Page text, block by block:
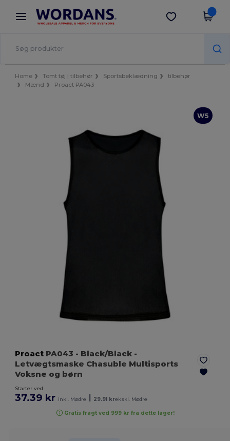
× Wordans-app
Bedre priser i appen!
Hent app
Home Tomt tøj | tilbehør Sportsbeklædning
tilbehør
Mænd
Proact PA043
W5
Proact PA043 - Black/Black -
Letvægtsmaske Chasuble Multisports
Voksne og børn
Starter ved
37.39 kr inkl. Mødre 29.91 krekskl. Mødre
Gratis fragt ved 999 kr fra dette lager!